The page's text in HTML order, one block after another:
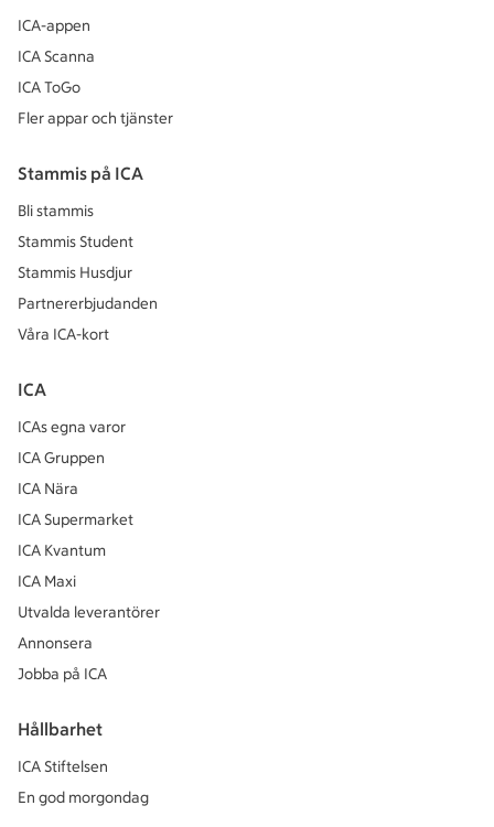
ICA-appen
ICA Scanna
ICA ToGo
Fler appar och tjänster
Stammis på ICA
Bli stammis
Stammis Student
Stammis Husdjur
Partnererbjudanden
Våra ICA-kort
ICA
ICAs egna varor
ICA Gruppen
ICA Nära
ICA Supermarket
ICA Kvantum
ICA Maxi
Utvalda leverantörer
Annonsera
Jobba på ICA
Hållbarhet
ICA Stiftelsen
En god morgondag